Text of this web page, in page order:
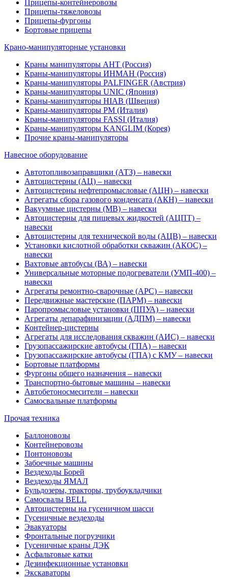
Прицепы-контейнеровозы
Прицепы-тяжеловозы
Прицепы-фургоны
Бортовые прицепы
Крано-манипуляторные установки
Краны манипуляторы АНТ (Россия)
Краны-манипуляторы ИНМАН (Россия)
Краны-манипуляторы PALFINGER (Австрия)
Краны-манипуляторы UNIC (Япония)
Краны-манипуляторы HIAB (Швеция)
Краны-манипуляторы PM (Италия)
Краны-манипуляторы FASSI (Италия)
Краны-манипуляторы KANGLIM (Корея)
Прочие краны-манипуляторы
Навесное оборудование
Автотопливозаправщики (АТЗ) – навески
Автоцистерны (АЦ) – навески
Автоцистерны нефтепромысловые (АЦН) – навески
Агрегаты сбора газового конденсата (АКН) – навески
Вакуумные цистерны (МВ) – навески
Автоцистерны для пищевых жидкостей (АЦПТ) –
навески
Автоцистерны для технической воды (АЦВ) – навески
Установки кислотной обработки скважин (АКОС) –
навески
Вахтовые автобусы (ВА) – навески
Универсальные моторные подогреватели (УМП-400) –
навески
Агрегаты ремонтно-сварочные (АРС) – навески
Передвижные мастерские (ПАРМ) – навески
Паропромысловые установки (ППУА) – навески
Агрегаты депарафинизации (АДПМ) – навески
Контейнер-цистерны
Агрегаты для исследования скважин (АИС) – навески
Грузопассажирские автобусы (ГПА) – навески
Грузопассажирские автобусы (ГПА) с КМУ – навески
Бортовые платформы
Фургоны общего назначения – навески
Транспортно-бытовые машины – навески
Автобетоносмесители – навески
Самосвальные платформы
Прочая техника
Баллоновозы
Контейнеровозы
Понтоновозы
Забоечные машины
Вездеходы Борей
Вездеходы ЯМАЛ
Бульдозеры, тракторы, трубоукладчики
Самосвалы BELL
Автоцистерны на гусеничном шасси
Гусеничные вездеходы
Эвакуаторы
Фронтальные погрузчики
Гусеничные краны ДЭК
Асфальтовые катки
Дезинфекционные установки
Экскаваторы